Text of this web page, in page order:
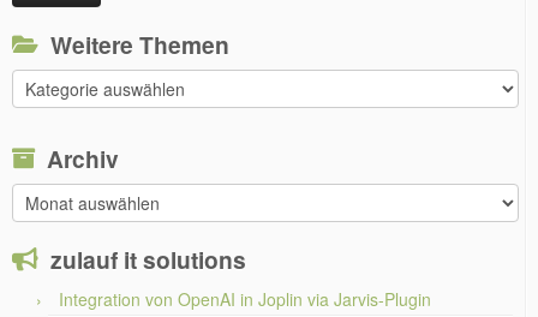
Weitere Themen
Weitere
Themen
Archiv
Archiv
zulauf it solutions
Integration von OpenAI in Joplin via Jarvis-Plugin